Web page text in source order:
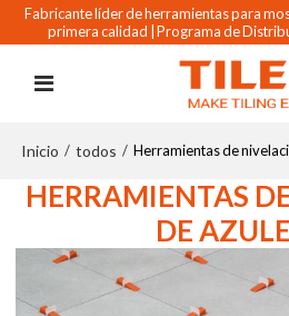
Fabricante líder de herramientas para
primera calidad | Programa de
Inicio / todos / Herramientas de
HERRAMIENTAS
DE